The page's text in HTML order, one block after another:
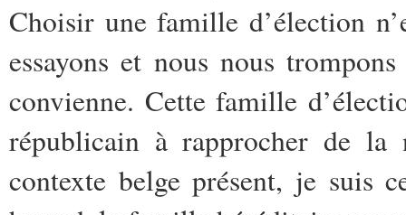
Choisir une famille d’élection
essayons et nous nous
convienne. Cette famille
républicain à rapprocher de
contexte belge présent, je suis